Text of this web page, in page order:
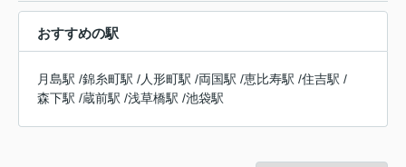
おすすめの駅
月島駅 /錦糸町駅 /人形町駅 /両国駅 /恵比寿駅 /住吉駅 /
森下駅 /蔵前駅 /浅草橋駅 /池袋駅